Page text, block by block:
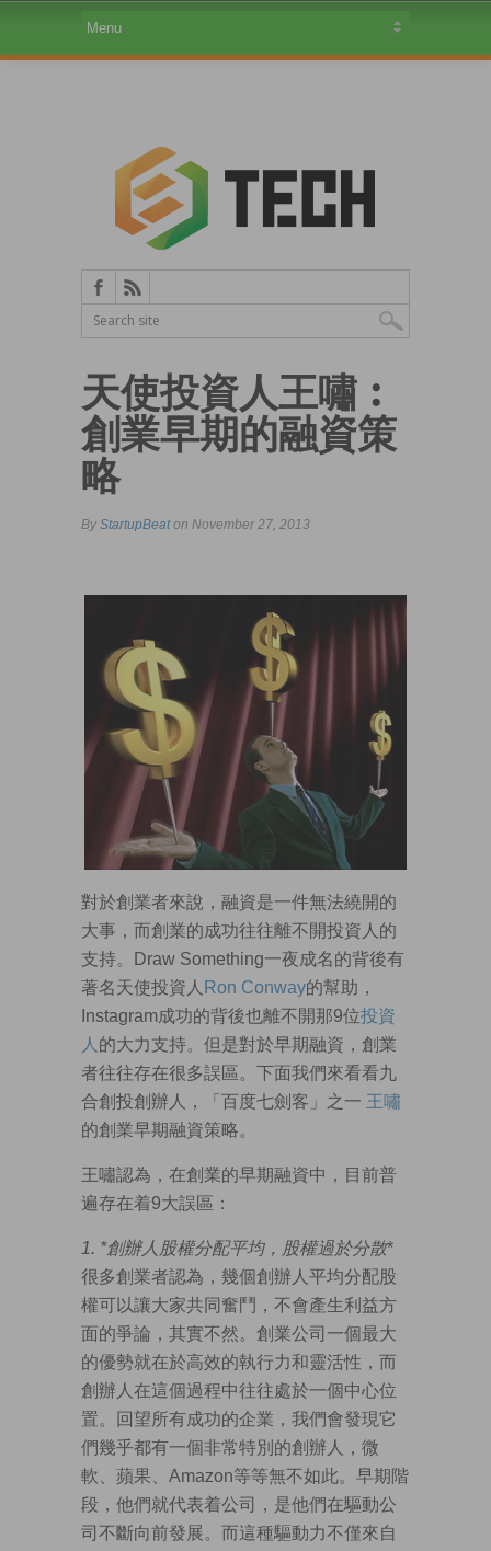
天使投資人王嘯︰
創業早期的融資策
略
By StartupBeaton November 27, 2013
對於創業者來說，融資是一件無法繞開的
大事，而創業的成功往往離不開投資人的
支持。Draw Something一夜成名的背後有
著名天使投資人 Ron Conway的幫助，
Instagram成功的背後也離不開那9位投資
人 的大力支持。但是對於早期融資，創業
者往往存在很多誤區。下面我們來看看九
合創投創辦人，「百度七劍客」之一 王嘯
的創業早期融資策略。
王嘯認為，在創業的早期融資中，目前普
遍存在着9大誤區：
1. *創辦人股權分配平均，股權過於分散*
很多創業者認為，幾個創辦人平均分配股
權可以讓大家共同奮鬥，不會產生利益方
面的爭論，其實不然。創業公司一個最大
的優勢就在於高效的執行力和靈活性，而
創辦人在這個過程中往往處於一個中心位
置。回望所有成功的企業，我們會發現它
們幾乎都有一個非常特別的創辦人，微
軟、蘋果、Amazon等等無不如此。早期階
段，他們就代表着公司，是他們在驅動公
司不斷向前發展。而這種驅動力不僅來自